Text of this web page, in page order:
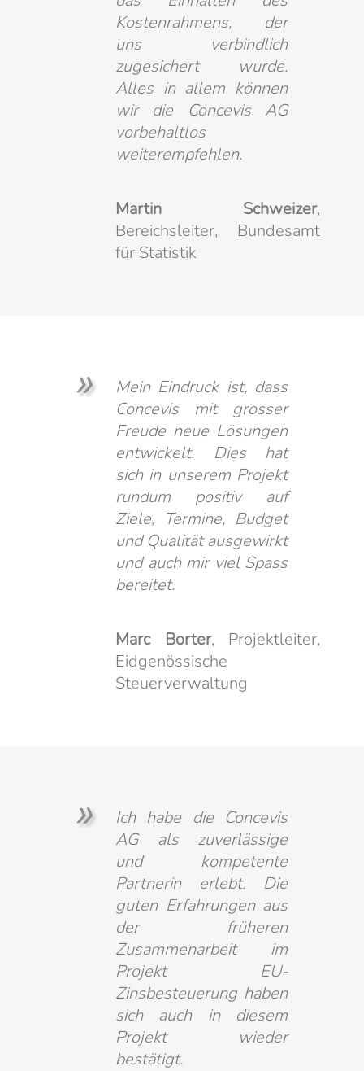
Kostenrahmens, der
uns verbindlich
zugesichert wurde.
Alles in allem können
wir die Concevis AG
vorbehaltlos
weiterempfehlen.
Martin Schweizer,
Bereichsleiter, Bundesamt
für Statistik
Mein Eindruck ist, dass
Concevis mit grosser
Freude neue Lösungen
entwickelt. Dies hat
sich in unserem Projekt
rundum positiv auf
Ziele, Termine, Budget
und Qualität ausgewirkt
und auch mir viel Spass
bereitet.
Marc Borter, Projektleiter,
Eidgenössische
Steuerverwaltung
Ich habe die Concevis
AG als zuverlässige
und kompetente
Partnerin erlebt. Die
guten Erfahrungen aus
der früheren
Zusammenarbeit im
Projekt EU-
Zinsbesteuerung haben
sich auch in diesem
Projekt wieder
bestätigt.